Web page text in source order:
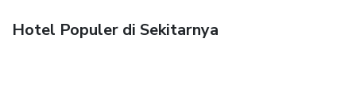
Hotel Populer di Sekitarnya